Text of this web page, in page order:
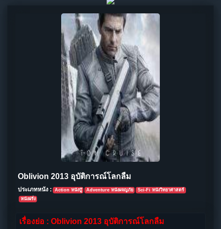
Oblivion 2013 อุบัติการณ์โลกลืม
ประเภทหนัง : Action หนังบู๊ Adventure หนังผจญภัย
Sci-Fi หนังวิทยาศาสตร์
หนังฝรั่ง
เรื่องย่อ : Oblivion 2013 อุบัติการณ์โลกลืม